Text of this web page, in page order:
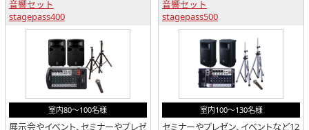
音響セット
stagepass400
室内80～100名様
展示会やイベント、セミナーやプレゼ
音響セット
stagepass500
室内100～130名様
セミナーやプレゼン、イベントなど12